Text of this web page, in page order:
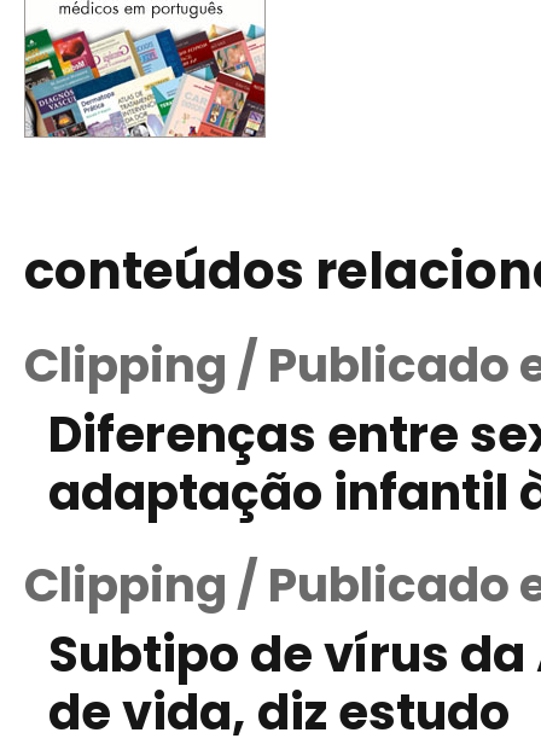
conteúdos
Clipping / Publicado
Diferenças entre
adaptação infantil
Clipping / Publicado
Subtipo de vírus
de vida, diz estudo